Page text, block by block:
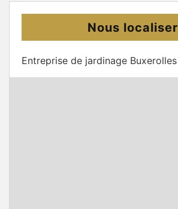
Nous localiser
Entreprise de jardinage Buxerolles